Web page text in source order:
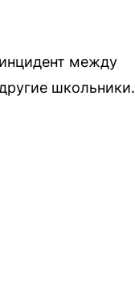
между
школьники.